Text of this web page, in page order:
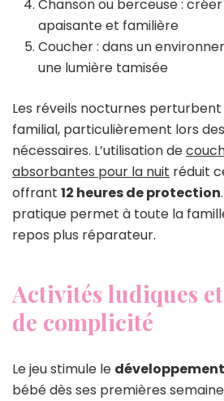
Chanson ou berceuse :
apaisante et familière
Coucher : dans un
une lumière tamisée
Les réveils nocturnes
familial, particulièrement lors
nécessaires. L’utilisation de
absorbantes pour la nuit réduit
offrant 12 heures de protection
pratique permet à toute la
repos plus réparateur.
Activités ludiques
de complicité
Le jeu stimule le
bébé dès ses premières